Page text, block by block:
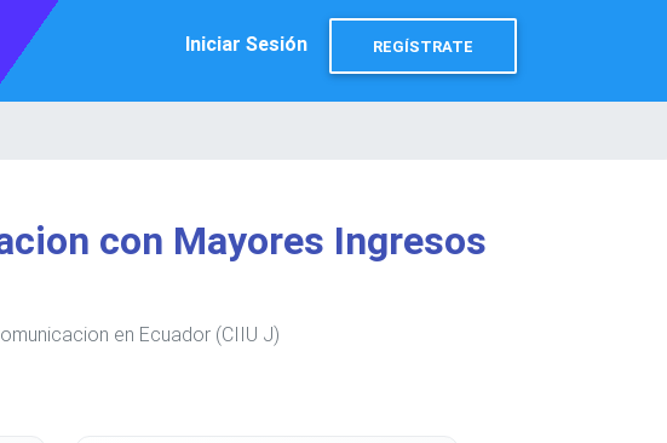
Iniciar Sesión REGÍSTRATE
con Mayores Ingresos
en Ecuador (CIIU J)